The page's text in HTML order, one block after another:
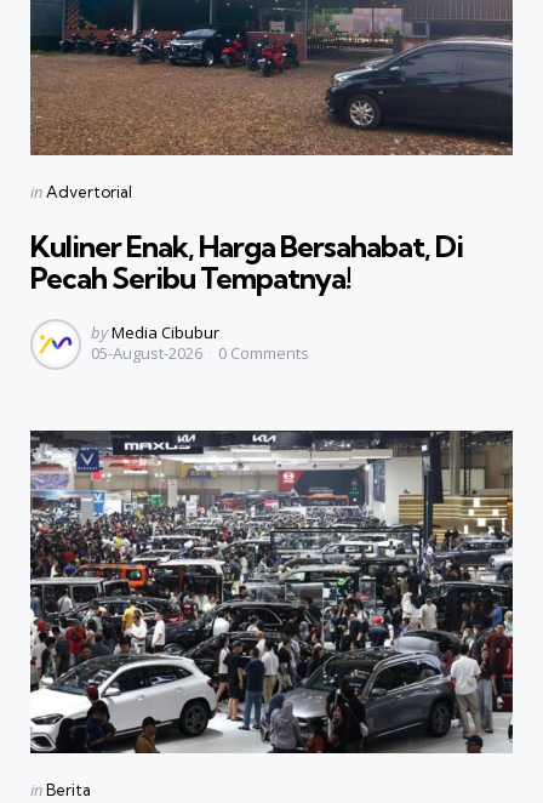
Categories
Posted
inAdvertorial
Kuliner Enak, Harga Bersahabat, Di
Pecah Seribu Tempatnya!
Posted
by
byMedia Cibubur
05-August-2026
0 Comments
Categories
Posted
inBerita